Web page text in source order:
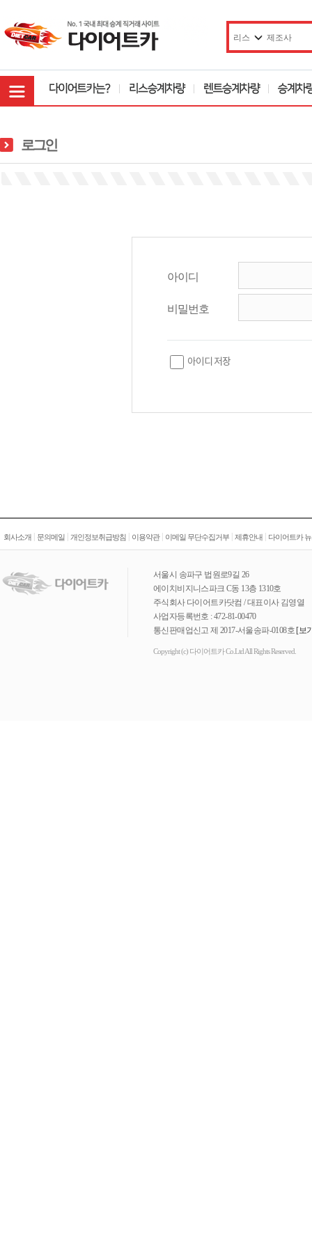
로그인
아이디
비밀번호
아이디 저장
회사소개 문의메일 개인정보취급방침 이용약관| 이메일 무단수집거부 제휴안내 다이어트카
서울시 송파구 법원로9길 26
에이치비지니스파크 C동 13층 1310호
주식회사 다이어트카닷컴 / 대표이사 김영열
사업자등록번호 : 472-81-00470
통신판매업신고 제 2017-서울송파-0108호 [보
Copyright (c) 다이어트카 Co.Ltd All Rights Reserved.